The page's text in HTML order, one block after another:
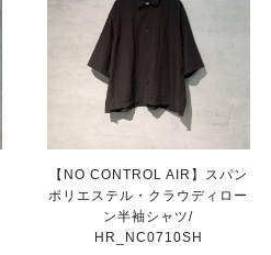
【NO CONTROL AIR】スパン
ポリエステル・クラウディロー
ン半袖シャツ/
HR_NC0710SH